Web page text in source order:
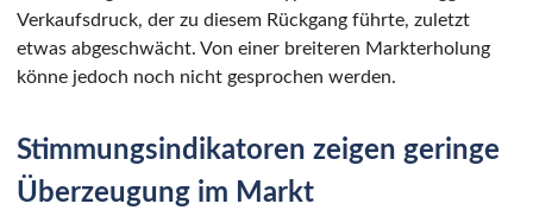
Verkaufsdruck, der zu diesem Rückgang führte, zuletzt
etwas abgeschwächt. Von einer breiteren Markterholung
könne jedoch noch nicht gesprochen werden.
Stimmungsindikatoren zeigen geringe
Überzeugung im Markt